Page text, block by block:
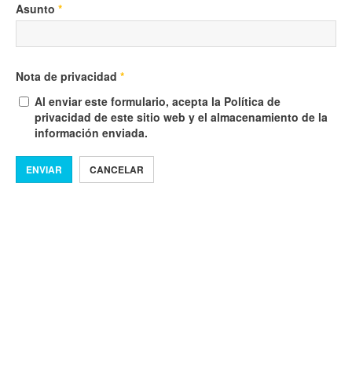
Asunto *
Nota de privacidad *
Al enviar este formulario, acepta la Política de
privacidad de este sitio web y el almacenamiento de la
información enviada.
ENVIAR CANCELAR